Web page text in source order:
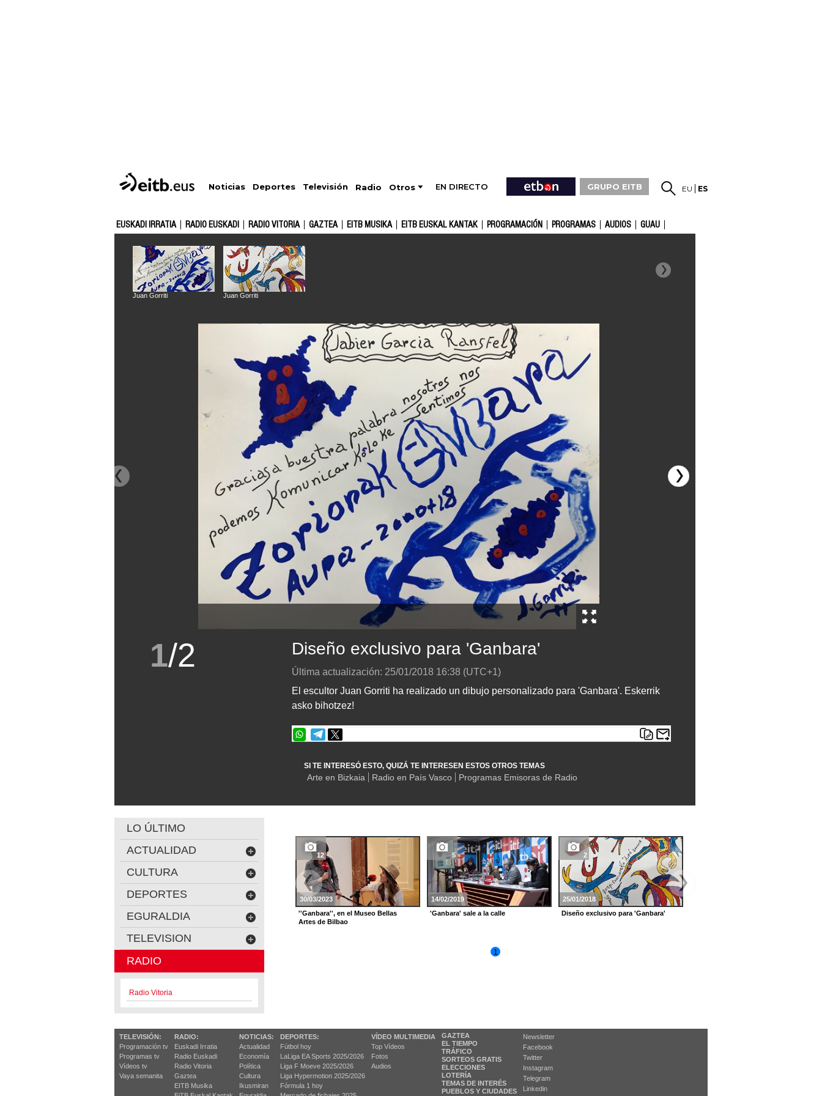
Noticias Deportes Televisión Radio Otros EN DIRECTO GRUPO EITB EU ES
EUSKADI IRRATIA RADIO EUSKADI RADIO VITORIA GAZTEA EITB MUSIKA EITB EUSKAL KANTAK PROGRAMACIÓN PROGRAMAS AUDIOS GUAU
Juan Gorriti Juan Gorriti
1/2 Diseño exclusivo para 'Ganbara'
Última actualización: 25/01/2018 16:38 (UTC+1)
El escultor Juan Gorriti ha realizado un dibujo personalizado para 'Ganbara'. Eskerrik
asko bihotzez!
SI TE INTERESÓ ESTO, QUIZÁ TE INTERESEN ESTOS OTROS TEMAS
Arte en Bizkaia Radio en País Vasco Programas Emisoras de Radio
LO ÚLTIMO
ACTUALIDAD
CULTURA
DEPORTES
EGURALDIA
TELEVISION
RADIO
Radio Vitoria
12
30/03/2023
''Ganbara'', en el Museo Bellas
Artes de Bilbao
5
14/02/2019
'Ganbara' sale a la calle
2
25/01/2018
Diseño exclusivo para 'Ganbara'
1
TELEVISIÓN:
Programación tv
Programas tv
Vídeos tv
Vaya semanita
RADIO:
Euskadi Irratia
Radio Euskadi
Radio Vitoria
Gaztea
EITB Musika
NOTICIAS:
Actualidad
Economía
Política
Cultura
Ikusmiran
DEPORTES:
Fútbol hoy
LaLiga EA Sports 2025/2026
Liga F Moeve 2025/2026
Liga Hypermotion 2025/2026
Fórmula 1 hoy
VÍDEO MULTIMEDIA
Top Vídeos
Fotos
Audios
GAZTEA
EL TIEMPO
TRÁFICO
SORTEOS GRATIS
ELECCIONES
LOTERÍA
TEMAS DE INTERÉS
PUEBLOS Y CIUDADES
Newsletter
Facebook
Twitter
Instagram
Telegram
Linkedin